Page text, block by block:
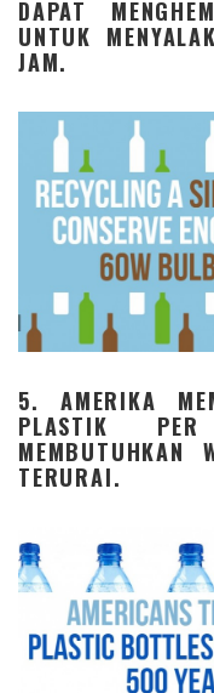
DAPAT
UNTUK
JAM.
5. AMERIKA
PLASTIK PER
TERURAI.